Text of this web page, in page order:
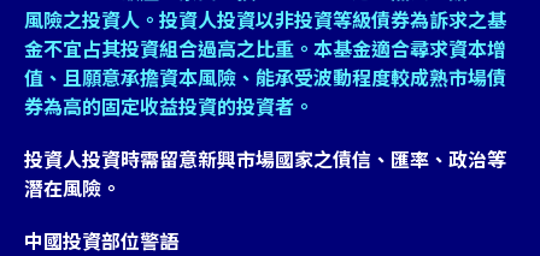
風險之投資人。投資人投資以非投資等級債券為訴求之基
金不宜占其投資組合過高之比重。本基金適合尋求資本增
值、且願意承擔資本風險、能承受波動程度較成熟市場債
券為高的固定收益投資的投資者。
投資人投資時需留意新興市場國家之債信、匯率、政治等
潛在風險。
中國投資部位警語